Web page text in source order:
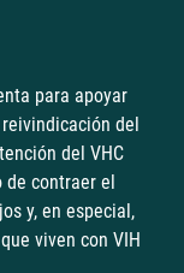
para apoyar
del
del VHC
de contraer el
y, en especial,
viven con VIH